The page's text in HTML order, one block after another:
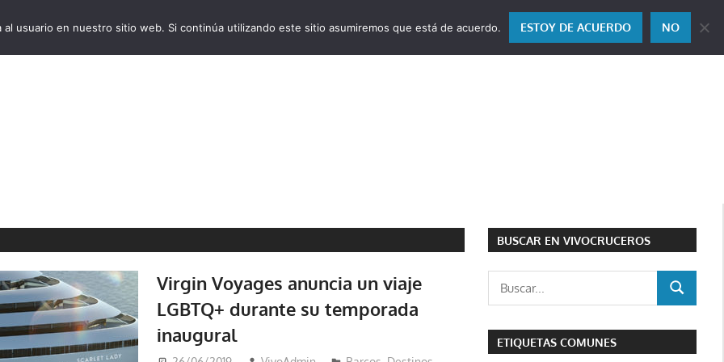
Virgin Voyages anuncia un viaje
LGBTQ+ durante su temporada
inaugural
BUSCAR EN VIVOCRUCEROS
BUSCAR
ETIQUETAS COMUNES
usuario en nuestro sitio web. Si continúa utilizando este sitio asumiremos que está de acuerdo. ESTOY DE ACUERDO NO